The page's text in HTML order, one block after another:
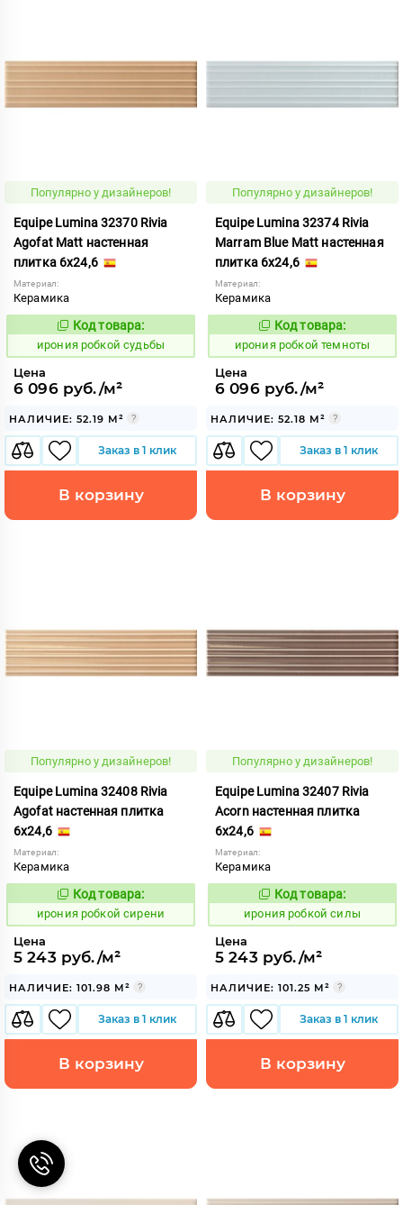
Популярно у дизайнеров!
Equipe Lumina 32370 Rivia
Agofat Matt настенная
плитка 6x24,6
Материал:
Керамика
1103599
Код товара:
ирония робкой судьбы
Цена
6 096 руб./м²
НАЛИЧИЕ: 52.19 М²
Заказ в 1 клик
В корзину
Популярно у дизайнеров!
Equipe Lumina 32374 Rivia
Marram Blue Matt настенная
плитка 6x24,6
Материал:
Керамика
1103602
Код товара:
ирония робкой темноты
Цена
6 096 руб./м²
НАЛИЧИЕ: 52.18 М²
Заказ в 1 клик
В корзину
Популярно у дизайнеров!
Equipe Lumina 32408 Rivia
Agofat настенная плитка
6x24,6
Материал:
Керамика
1103589
Код товара:
ирония робкой сирени
Цена
5 243 руб./м²
НАЛИЧИЕ: 101.98 М²
Заказ в 1 клик
В корзину
Популярно у дизайнеров!
Equipe Lumina 32407 Rivia
Acorn настенная плитка
6x24,6
Материал:
Керамика
1103588
Код товара:
ирония робкой силы
Цена
5 243 руб./м²
НАЛИЧИЕ: 101.25 М²
Заказ в 1 клик
В корзину